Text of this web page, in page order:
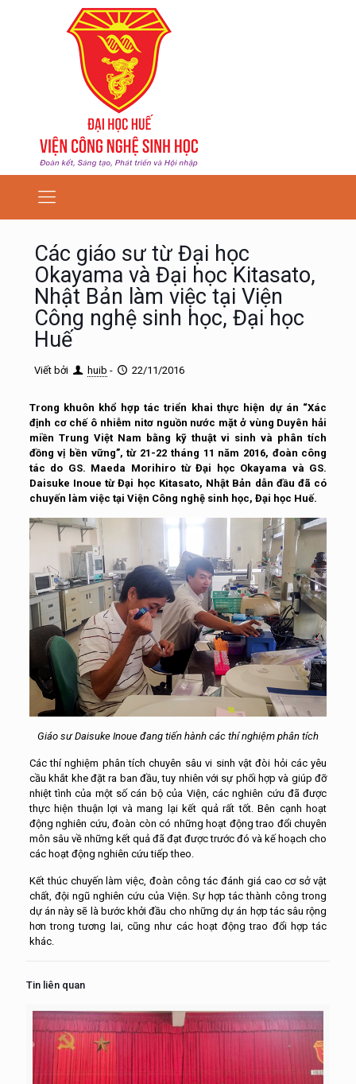
Các giáo sư từ Đại học
Okayama và Đại học Kitasato,
Nhật Bản làm việc tại Viện
Công nghệ sinh học, Đại học
Huế
Viết bởi huib - 22/11/2016
Trong khuôn khổ hợp tác triển khai thực hiện dự án “Xác
định cơ chế ô nhiễm nitơ nguồn nước mặt ở vùng Duyên hải
miền Trung Việt Nam bằng kỹ thuật vi sinh và phân tích
đồng vị bền vững”, từ 21-22 tháng 11 năm 2016, đoàn công
tác do GS. Maeda Morihiro từ Đại học Okayama và GS.
Daisuke Inoue từ Đại học Kitasato, Nhật Bản dẫn đầu đã có
chuyến làm việc tại Viện Công nghệ sinh học, Đại học Huế.
Giáo sư Daisuke Inoue đang tiến hành các thí nghiệm phân tích
Các thí nghiệm phân tích chuyên sâu vi sinh vật đòi hỏi các yêu
cầu khắt khe đặt ra ban đầu, tuy nhiên với sự phối hợp và giúp đỡ
nhiệt tình của một số cán bộ của Viện, các nghiên cứu đã được
thực hiện thuận lợi và mang lại kết quả rất tốt. Bên cạnh hoạt
động nghiên cứu, đoàn còn có những hoạt động trao đổi chuyên
môn sâu về những kết quả đã đạt được trước đó và kế hoạch cho
các hoạt động nghiên cứu tiếp theo.
Kết thúc chuyến làm việc, đoàn công tác đánh giá cao cơ sở vật
chất, đội ngũ nghiên cứu của Viện. Sự hợp tác thành công trong
dự án này sẽ là bước khởi đầu cho những dự án hợp tác sâu rộng
hơn trong tương lai, cũng như các hoạt động trao đổi hợp tác
khác.
Tin liên quan